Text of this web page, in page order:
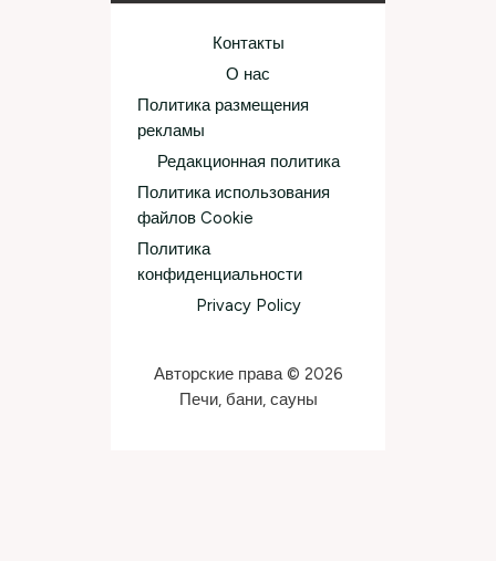
Контакты
О нас
Политика размещения
рекламы
Редакционная политика
Политика использования
файлов Cookie
Политика
конфиденциальности
Privacy Policy
Авторские права © 2026
Печи, бани, сауны